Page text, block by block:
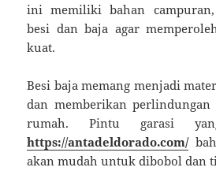
ini memiliki bahan
besi dan baja agar
kuat.
Besi baja memang menjadi
dan memberikan
rumah. Pintu garasi
https://antadeldorado.com/
akan mudah untuk dibobol dan